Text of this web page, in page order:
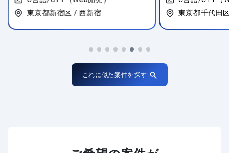
東京都新宿区 / 西新宿
東京都千代田
これに似た案件を探す